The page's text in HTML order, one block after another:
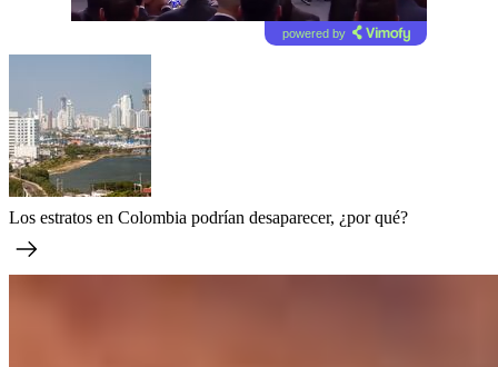
powered by
Los estratos en Colombia podrían desaparecer, ¿por qué?